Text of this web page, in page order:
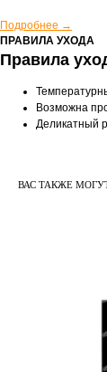
Подробнее →
ПРАВИЛА УХОДА
Правила
Возможна
Деликатный
ВАС ТАКЖЕ